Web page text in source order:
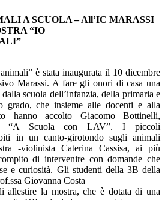
A SCUOLA – All’IC MARASSI
“IO
è stata inaugurata il 10 dicembre
Marassi. A fare gli onori di casa una
scuola dell’infanzia, della primaria e
grado, che insieme alle docenti e alla
hanno accolto Giacomo Bottinelli,
“A Scuola con LAV”. I piccoli
in un canto-girotondo sugli animali
-violinista Caterina Cassisa, ai più
di intervenire con domande che
e curiosità. Gli studenti della 3B della
Giovanna Costa
allestire la mostra, che è dotata di una